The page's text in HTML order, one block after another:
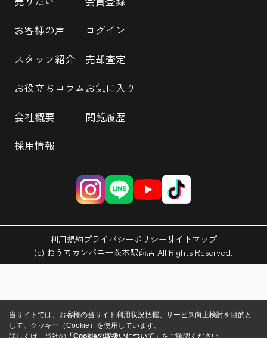
お客様の声
スタッフ紹介
お役立ちコラム
会社概要
採用情報
ログイン
売却査定
お気に入り
閲覧履歴
利用規約プライバシーポリシーサイトマップ
(c) おうちカンパニー茨木駅前店 All Rights Reserved.
当サイトでは、お客様の当サイト利用状況把握、サービス向上検討を目的と
して、クッキー（Cookie）を使用しています。
詳しくは、当社の 「Cookieの取扱いについて」 をご確認ください。